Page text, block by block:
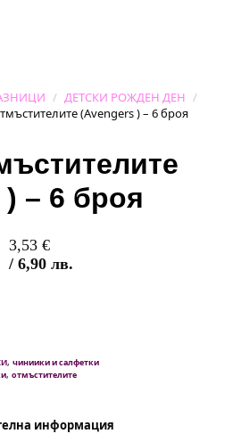
ДЕТСКИ РОЖДЕН ДЕН
(Avengers ) – 6 броя
– 6 броя
3,53 €
/ 6,90 лв.
, чиниики и салфетки
, отмъстителите
информация